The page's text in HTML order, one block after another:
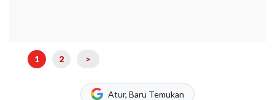
1 2 >
Atur, Baru Temukan